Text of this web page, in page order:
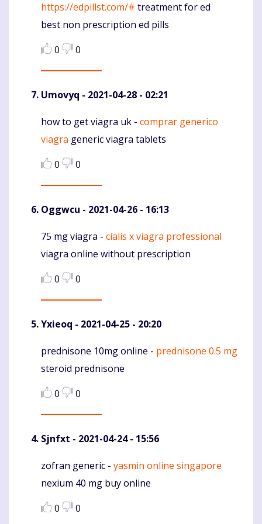
https://edpillst.com/# treatment for ed
best non prescription ed pills
0
0
Umovyq - 2021-04-28 - 02:21
Komentaras
how to get viagra uk - comprar generico
viagra generic viagra tablets
0
0
Oggwcu - 2021-04-26 - 16:13
Komentaras
75 mg viagra - cialis x viagra professional
viagra online without prescription
0
0
Yxieoq - 2021-04-25 - 20:20
Komentaras
prednisone 10mg online - prednisone 0.5 mg
steroid prednisone
0
0
Sjnfxt - 2021-04-24 - 15:56
Komentaras
zofran generic - yasmin online singapore
nexium 40 mg buy online
0
0